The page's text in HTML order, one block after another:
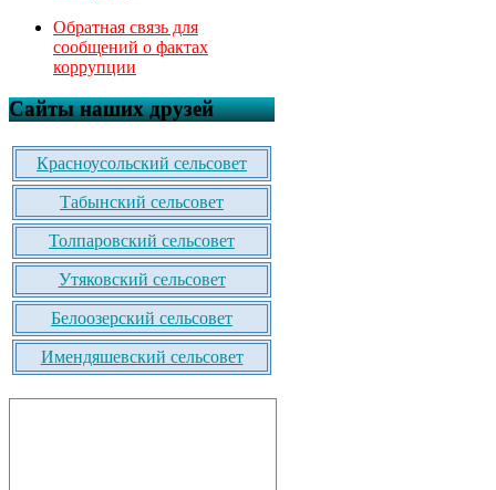
Обратная связь для
сообщений о фактах
коррупции
Сайты наших друзей
Красноусольский сельсовет
Табынский сельсовет
Толпаровский сельсовет
Утяковский сельсовет
Белоозерский сельсовет
Имендяшевский сельсовет